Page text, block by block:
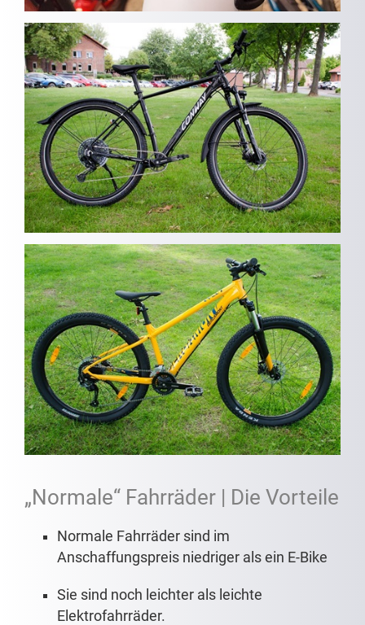
Conway MTB
Revox 4 orange
„Normale“ Fahrräder | Die Vorteile
Normale Fahrräder sind im
Anschaffungspreis niedriger als ein E-Bike
Sie sind noch leichter als leichte
Elektrofahrräder.